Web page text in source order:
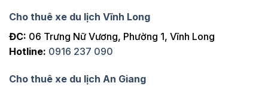
Cho thuê xe du lịch Vĩnh Long
ĐC: 06 Trưng Nữ Vương, Phường 1, Vĩnh Long
Hotline: 0916 237 090
Cho thuê xe du lịch An Giang